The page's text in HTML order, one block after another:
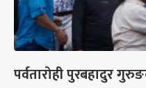
पर्वतारोही पुरबहादुर